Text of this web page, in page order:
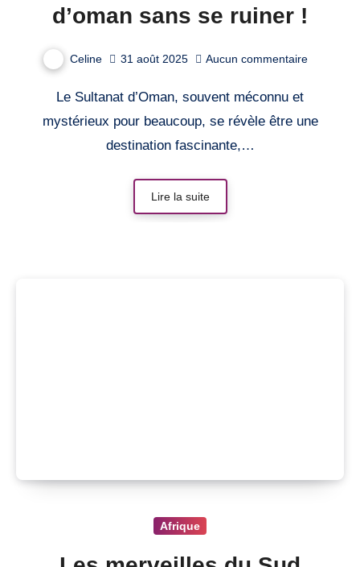
d’oman sans se ruiner !
Celine 31 août 2025 Aucun commentaire
Le Sultanat d’Oman, souvent méconnu et
mystérieux pour beaucoup, se révèle être une
destination fascinante,…
Lire la suite
Afrique